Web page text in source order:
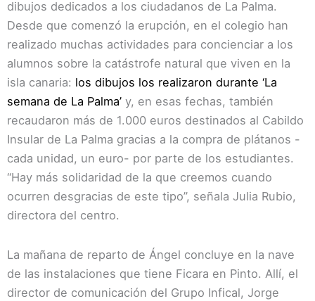
dibujos dedicados a los ciudadanos de La Palma.
Desde que comenzó la erupción, en el colegio han
realizado muchas actividades para concienciar a los
alumnos sobre la catástrofe natural que viven en la
isla canaria: los dibujos los realizaron durante ‘La
semana de La Palma’ y, en esas fechas, también
recaudaron más de 1.000 euros destinados al Cabildo
Insular de La Palma gracias a la compra de plátanos -
cada unidad, un euro- por parte de los estudiantes.
“Hay más solidaridad de la que creemos cuando
ocurren desgracias de este tipo”, señala Julia Rubio,
directora del centro.
La mañana de reparto de Ángel concluye en la nave
de las instalaciones que tiene Ficara en Pinto. Allí, el
director de comunicación del Grupo Infical, Jorge